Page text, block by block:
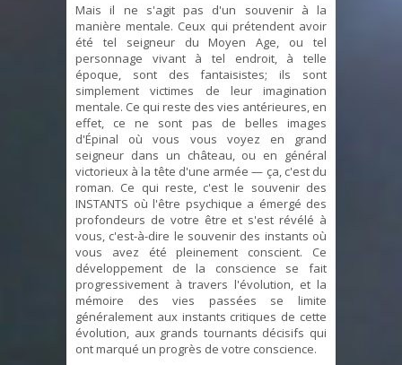
Mais il ne s'agit pas d'un souvenir à la
manière mentale. Ceux qui prétendent avoir
été tel seigneur du Moyen Age, ou tel
personnage vivant à tel endroit, à telle
époque, sont des fantaisistes; ils sont
simplement victimes de leur imagination
mentale. Ce qui reste des vies antérieures, en
effet, ce ne sont pas de belles images
d'Épinal où vous vous voyez en grand
seigneur dans un château, ou en général
victorieux à la tête d'une armée — ça, c'est du
roman. Ce qui reste, c'est le souvenir des
INSTANTS où l'être psychique a émergé des
profondeurs de votre être et s'est révélé à
vous, c'est-à-dire le souvenir des instants où
vous avez été pleinement conscient. Ce
développement de la conscience se fait
progressivement à travers l'évolution, et la
mémoire des vies passées se limite
généralement aux instants critiques de cette
évolution, aux grands tournants décisifs qui
ont marqué un progrès de votre conscience.